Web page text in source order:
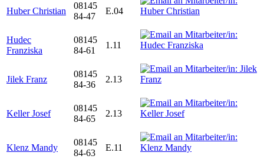
Huber Christian
08145
84-47
E.04
Hudec
Franziska
08145
84-61
1.11
Jilek Franz
08145
84-36
2.13
Keller Josef
08145
84-65
2.13
Klenz Mandy
08145
84-63
E.11